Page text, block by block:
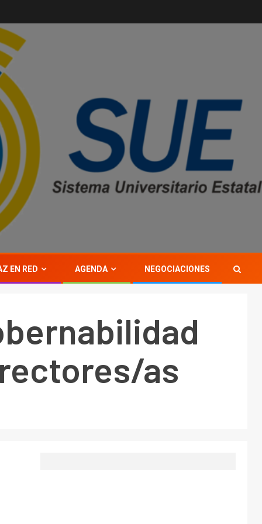
EN RED AGENDA NEGOCIACIONES
rectores/as